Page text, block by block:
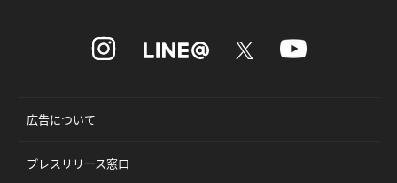
広告について
プレスリリース窓口